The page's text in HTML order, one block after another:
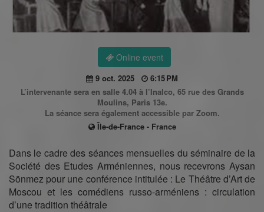
Online event
9 oct. 2025
6:15 PM
L’intervenante sera en salle 4.04 à l’Inalco, 65 rue des Grands
Moulins, Paris 13e.
La séance sera également accessible par Zoom.
Île-de-France - France
Dans le cadre des séances mensuelles du séminaire de la
Société des Etudes Arméniennes, nous recevrons Aysan
Sönmez pour une conférence intitulée : Le Théâtre d’Art de
Moscou et les comédiens russo-arméniens : circulation
d’une tradition théâtrale